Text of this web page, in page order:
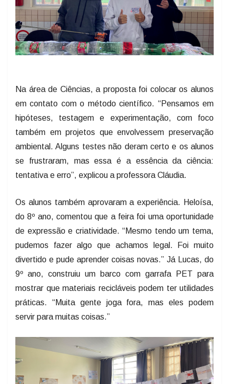
Na área de Ciências, a proposta foi colocar os alunos
em contato com o método científico. “Pensamos em
hipóteses, testagem e experimentação, com foco
também em projetos que envolvessem preservação
ambiental. Alguns testes não deram certo e os alunos
se frustraram, mas essa é a essência da ciência:
tentativa e erro”, explicou a professora Cláudia.
Os alunos também aprovaram a experiência. Heloísa,
do 8º ano, comentou que a feira foi uma oportunidade
de expressão e criatividade. “Mesmo tendo um tema,
pudemos fazer algo que achamos legal. Foi muito
divertido e pude aprender coisas novas.” Já Lucas, do
9º ano, construiu um barco com garrafa PET para
mostrar que materiais recicláveis podem ter utilidades
práticas. “Muita gente joga fora, mas eles podem
servir para muitas coisas.”